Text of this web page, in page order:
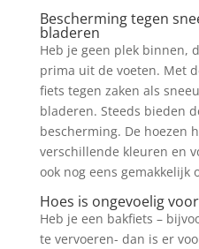
Bescherming tegen
bladeren
Heb je geen plek binnen,
prima uit de voeten. Met
fiets tegen zaken als
bladeren. Steeds bieden
bescherming. De hoezen
verschillende kleuren en
ook nog eens gemakkelijk
Hoes is ongevoelig
Heb je een bakfiets –
te vervoeren- dan is er